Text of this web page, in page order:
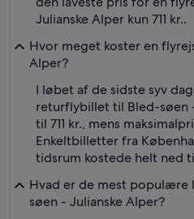
Julianske Alper kun 711 kr..
Hvor meget koster en
Alper?
I løbet af de sidste syv
returflybillet til Bled-søen
til 711 kr., mens
Enkeltbilletter fra
tidsrum kostede helt ned
Hvad er de mest populære
søen - Julianske Alper?